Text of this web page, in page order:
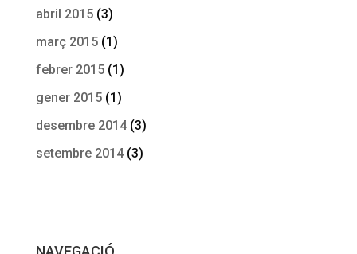
abril 2015(3)
març 2015(1)
febrer 2015(1)
gener 2015(1)
desembre 2014(3)
setembre 2014(3)